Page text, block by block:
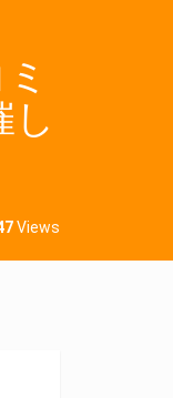
し
Views